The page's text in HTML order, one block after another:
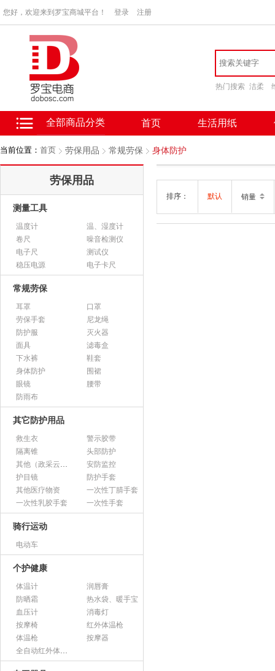
您好，欢迎来到罗宝商城平台！ 登录 注册
热门搜索 洁柔
全部商品分类 首页 生活用纸
当前位置： 首页 劳保用品 常规劳保 身体防护
劳保用品
测量工具
温度计
温、湿度计
卷尺
噪音检测仪
电子尺
测试仪
稳压电源
电子卡尺
常规劳保
耳罩
口罩
劳保手套
尼龙绳
防护服
灭火器
面具
滤毒盒
下水裤
鞋套
身体防护
围裙
眼镜
腰带
防雨布
其它防护用品
救生衣
警示胶带
隔离锥
头部防护
其他（政采云上架用）
安防监控
护目镜
防护手套
其他医疗物资
一次性丁腈手套
一次性乳胶手套
一次性手套
骑行运动
电动车
个护健康
体温计
润唇膏
防晒霜
热水袋、暖手宝
血压计
消毒灯
按摩椅
红外体温枪
体温枪
按摩器
全自动红外体温监测仪
排序： 默认 销量